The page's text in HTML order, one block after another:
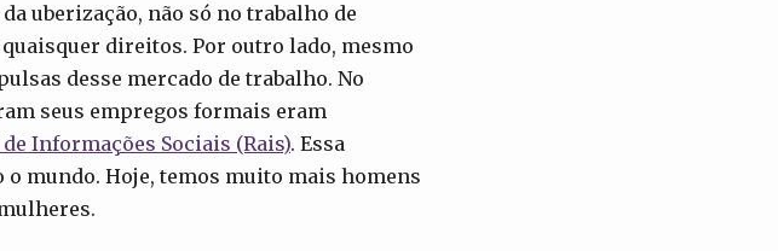
uberização, não só no trabalho de
direitos. Por outro lado, mesmo
desse mercado de trabalho. No
seus empregos formais eram
Informações Sociais (Rais). Essa
mundo. Hoje, temos muito mais homens